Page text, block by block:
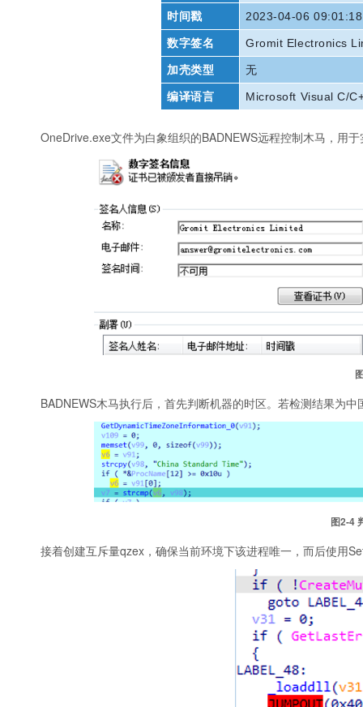
时间戳 2023-04-06
数字签名 Gromit Electronics
加壳类型 无
编译语言 Microsoft Visual C/
OneDrive.exe文件为白象组织的BADNEWS远程控制木马，用
BADNEWS木马执行后，首先判断机器的时区。若检测结果为
图2‑4
接着创建互斥量qzex，确保当前环境下该进程唯一，而后使用